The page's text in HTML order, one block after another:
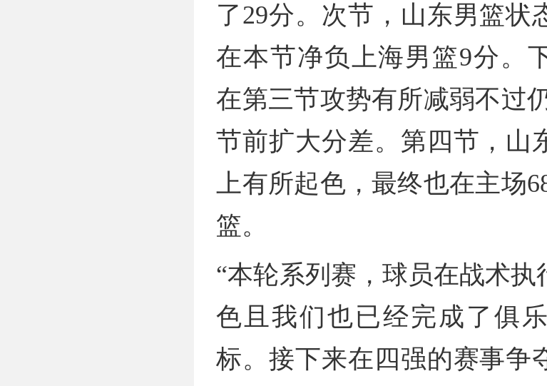
了29分。次节，山东男篮状
在本节净负上海男篮9分。
在第三节攻势有所减弱不过
节前扩大分差。第四节，山
上有所起色，最终也在主场
篮。
“本轮系列赛，球员在战术执
色且我们也已经完成了俱
标。接下来在四强的赛事争